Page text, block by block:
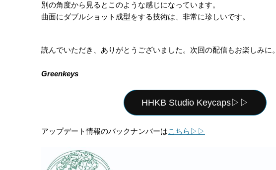
別の角度から見るとこのような感じになっています。
曲面にダブルショット成型をする技術は、非常に珍しいです。
読んでいただき、ありがとうございました。次回の配信もお楽しみに。
Greenkeys
HHKB Studio Keycaps▷▷
アップデート情報のバックナンバーはこちら▷▷